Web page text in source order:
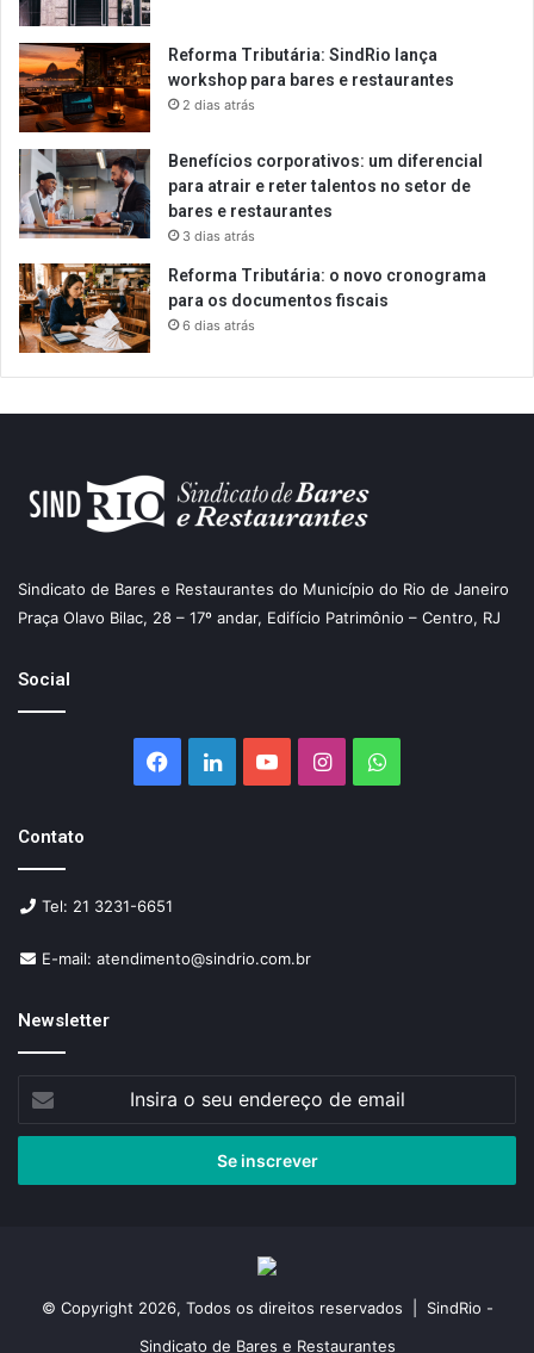
Reforma Tributária: SindRio lança
workshop para bares e restaurantes
2 dias atrás
Benefícios corporativos: um diferencial
para atrair e reter talentos no setor de
bares e restaurantes
3 dias atrás
Reforma Tributária: o novo cronograma
para os documentos fiscais
6 dias atrás
Sindicato de Bares e Restaurantes do Município do Rio de Janeiro
Praça Olavo Bilac, 28 – 17º andar, Edifício Patrimônio – Centro, RJ
Social
Facebook
LinkedinYouTubeInstagramWhatsApp
Contato
Tel: 21 3231-6651
E-mail: atendimento@sindrio.com.br
Newsletter
seu
de
© Copyright 2026, Todos os direitos reservados | SindRio -
Sindicato de Bares e Restaurantes